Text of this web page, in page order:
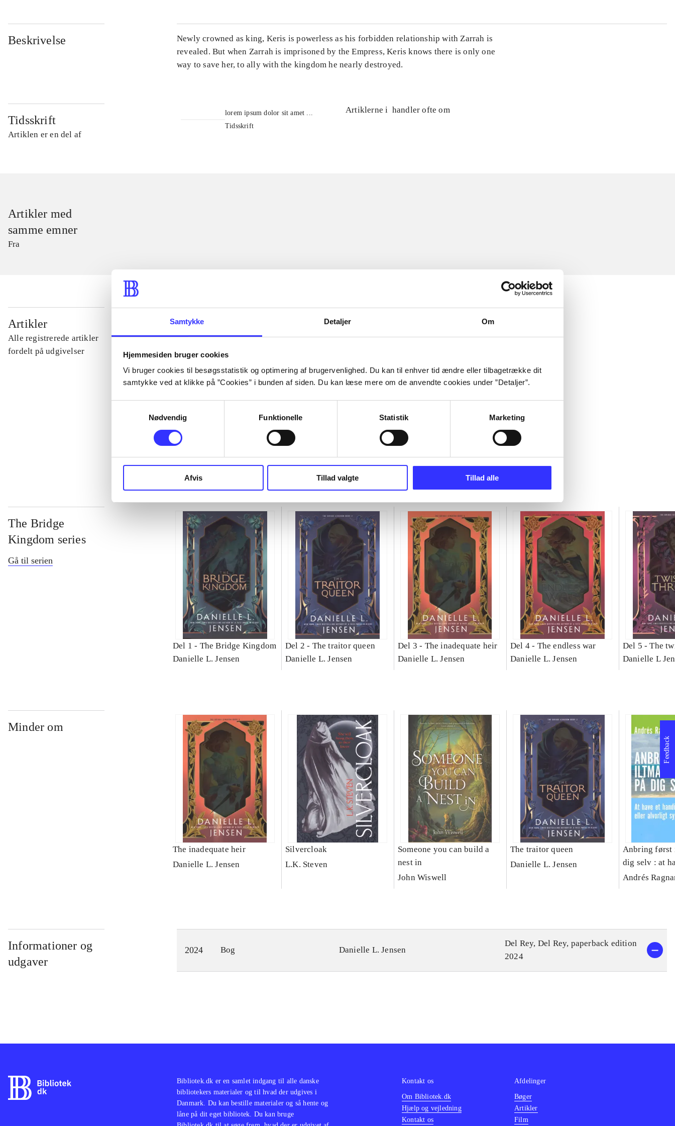
Samtykke Detaljer Om
Hjemmesiden bruger cookies
Vi bruger cookies til besøgsstatistik og optimering af brugervenlighed. Du kan til enhver tid ændre eller tilbagetrække dit
samtykke ved at klikke på ”Cookies” i bunden af siden. Du kan læse mere om de anvendte cookies under ”Detaljer”.
Nødvendig
Funktionelle Statistik Marketing
Afvis Tillad valgte Tillad alle
Beskrivelse
Newly crowned as king, Keris is powerless as his forbidden relationship with Zarrah is
revealed. But when Zarrah is imprisoned by the Empress, Keris knows there is only one
way to save her, to ally with the kingdom he nearly destroyed.
Tidsskrift
Artiklen er en del af
lorem ipsum dolor sit amet ...
Tidsskrift
Artiklerne i handler ofte om
Artikler med
samme emner
Fra
Artikler
Alle registrerede artikler
fordelt på udgivelser
...
...
...
The Bridge
Kingdom series
Gå til serien
Del 1 - The Bridge Kingdom
Danielle L. Jensen
Del 2 - The traitor queen
Danielle L. Jensen
Del 3 - The inadequate heir
Danielle L. Jensen
Del 4 - The endless war
Danielle L. Jensen
Del 5 -The
Danielle L
Minder om
The inadequate heir
Danielle L. Jensen
Silvercloak
L.K. Steven
Someone you can build a
nest in
John Wiswell
The traitor queen
Danielle L. Jensen
Anbring først
dig selv : at
handicappet
Andrés
Informationer og
udgaver
2024 Bog Danielle L. Jensen
Del Rey, Del Rey, paperback edition
2024
Feedback
Bibliotek.dk er en samlet indgang til alle danske
bibliotekers materialer og til hvad der udgives i
Danmark. Du kan bestille materialer og så hente og
låne på dit eget bibliotek. Du kan bruge
Kontakt os
Om Bibliotek.dk
Hjælp og vejledning
Kontakt os
Afdelinger
Bøger
Artikler
Film